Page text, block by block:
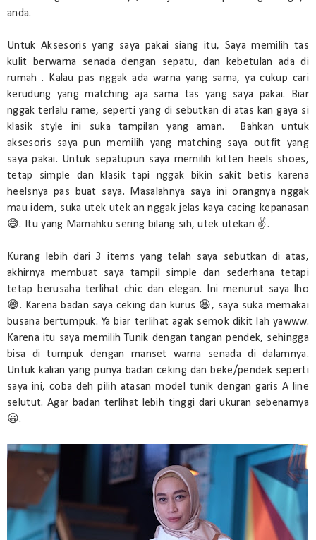
anda.
Untuk Aksesoris yang saya pakai siang itu, Saya memilih tas
kulit berwarna senada dengan sepatu, dan kebetulan ada di
rumah . Kalau pas nggak ada warna yang sama, ya cukup cari
kerudung yang matching aja sama tas yang saya pakai. Biar
nggak terlalu rame, seperti yang di sebutkan di atas kan gaya si
klasik style ini suka tampilan yang aman. Bahkan untuk
aksesoris saya pun memilih yang matching saya outfit yang
saya pakai. Untuk sepatupun saya memilih kitten heels shoes,
tetap simple dan klasik tapi nggak bikin sakit betis karena
heelsnya pas buat saya. Masalahnya saya ini orangnya nggak
mau idem, suka utek utek an nggak jelas kaya cacing kepanasan
😅. Itu yang Mamahku sering bilang sih, utek utekan ✌.
Kurang lebih dari 3 items yang telah saya sebutkan di atas,
akhirnya membuat saya tampil simple dan sederhana tetapi
tetap berusaha terlihat chic dan elegan. Ini menurut saya lho
😅. Karena badan saya ceking dan kurus 😆, saya suka memakai
busana bertumpuk. Ya biar terlihat agak semok dikit lah yawww.
Karena itu saya memilih Tunik dengan tangan pendek, sehingga
bisa di tumpuk dengan manset warna senada di dalamnya.
Untuk kalian yang punya badan ceking dan beke/pendek seperti
saya ini, coba deh pilih atasan model tunik dengan garis A line
selutut. Agar badan terlihat lebih tinggi dari ukuran sebenarnya
😀.